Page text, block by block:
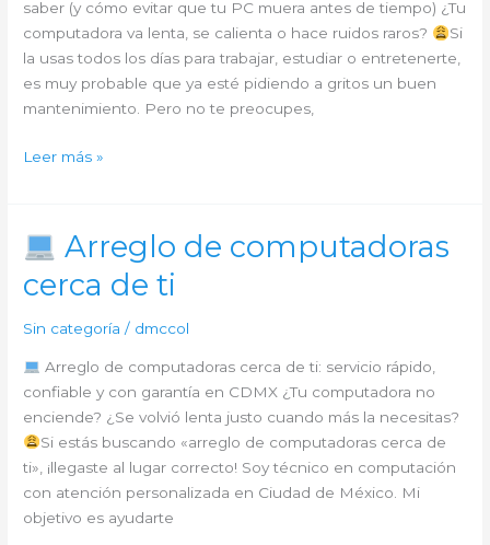
saber (y cómo evitar que tu PC muera antes de tiempo) ¿Tu
computadora va lenta, se calienta o hace ruidos raros?
Si
la usas todos los días para trabajar, estudiar o entretenerte,
es muy probable que ya esté pidiendo a gritos un buen
mantenimiento. Pero no te preocupes,
computadoras
Leer más »
Arreglo de computadoras
cerca de ti
Sin categoría / dmccol
Arreglo de computadoras cerca de ti: servicio rápido,
confiable y con garantía en CDMX ¿Tu computadora no
enciende? ¿Se volvió lenta justo cuando más la necesitas?
Si estás buscando «arreglo de computadoras cerca de
ti», ¡llegaste al lugar correcto! Soy técnico en computación
con atención personalizada en Ciudad de México. Mi
objetivo es ayudarte